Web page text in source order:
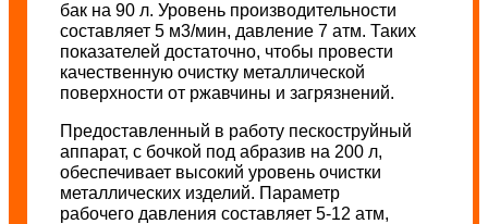
бак на 90 л. Уровень производительности
составляет 5 м3/мин, давление 7 атм. Таких
показателей достаточно, чтобы провести
качественную очистку металлической
поверхности от ржавчины и загрязнений.
Предоставленный в работу пескоструйный
аппарат, с бочкой под абразив на 200 л,
обеспечивает высокий уровень очистки
металлических изделий. Параметр
рабочего давления составляет 5-12 атм,